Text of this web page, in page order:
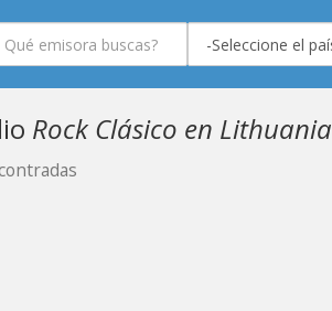
Rock Clásico en Lithuania